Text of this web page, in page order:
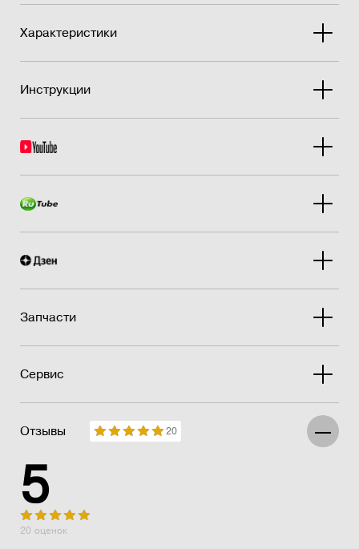
Характеристики
Инструкции
Запчасти
Сервис
Отзывы 20
5
20 оценок